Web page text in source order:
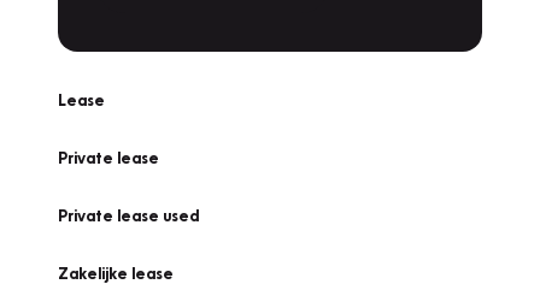
Lease
Private lease
Private lease used
Zakelijke lease